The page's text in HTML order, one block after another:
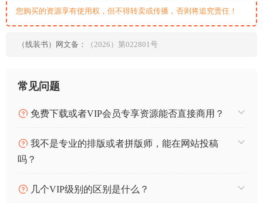
您购买的资源享有使用权，但不得转卖或传播，否则将追究责任！
（线装书）网文备： （2026）第022801号
常见问题
免费下载或者VIP会员专享资源能否直接商用？
我不是专业的排版或者拼版师，能在网站投稿
吗？
几个VIP级别的区别是什么？